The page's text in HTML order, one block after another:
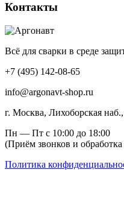
Контакты
Всё для сварки в среде
+7 (495) 142-08-65
info@argonavt-shop.ru
г. Москва, Лихоборская наб.,
Пн — Пт с 10:00 до 18:00
(Приём звонков и обработка
Политика